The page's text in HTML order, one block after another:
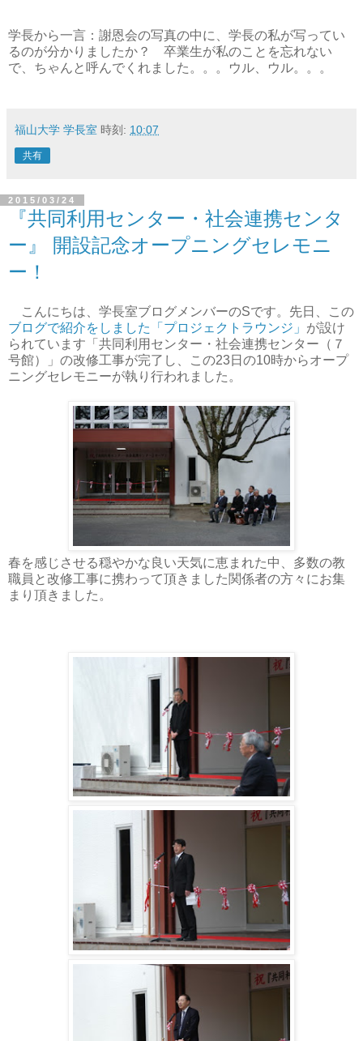
学長から一言：謝恩会の写真の中に、学長の私が写ってい
るのが分かりましたか？ 卒業生が私のことを忘れない
で、ちゃんと呼んでくれました。。。ウル、ウル。。。
福山大学 学長室 時刻: 10:07
共有
2015/03/24
『共同利用センター・社会連携センタ
ー』 開設記念オープニングセレモニ
ー！
こんにちは、学長室ブログメンバーのSです。先日、この
ブログで紹介をしました「プロジェクトラウンジ」 が設け
られています「共同利用センター・社会連携センター（７
号館）」の改修工事が完了し、この23日の10時からオープ
ニングセレモニーが執り行われました。
春を感じさせる穏やかな良い天気に恵まれた中、多数の教
職員と改修工事に携わって頂きました関係者の方々にお集
まり頂きました。